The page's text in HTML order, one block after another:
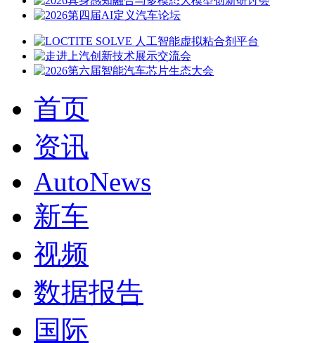
首页
资讯
AutoNews
新车
视频
数据报告
国际